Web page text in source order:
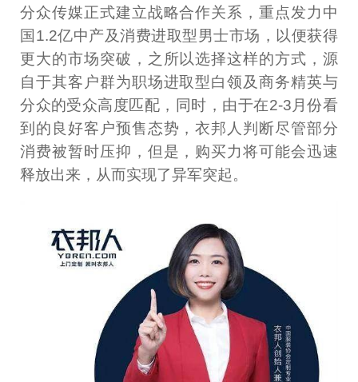
分众传媒正式建立战略合作关系，重点发力中
国1.2亿中产及消费进取型男士市场，以便获得
更大的市场突破，之所以选择这样的方式，源
自于其客户群为职场进取型白领及商务精英与
分众的受众高度匹配，同时，由于在2-3月份看
到的良好客户预售态势，衣邦人判断尽管部分
消费被暂时压抑，但是，购买力将可能会迅速
释放出来，从而实现了异军突起。